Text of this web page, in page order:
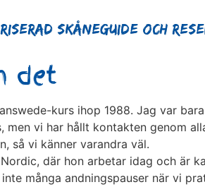
Skåneguide och
det
kurs ihop 1988. Jag var
vi har hållt kontakten genom
så vi känner varandra väl.
där hon arbetar idag och är
många andningspauser när vi